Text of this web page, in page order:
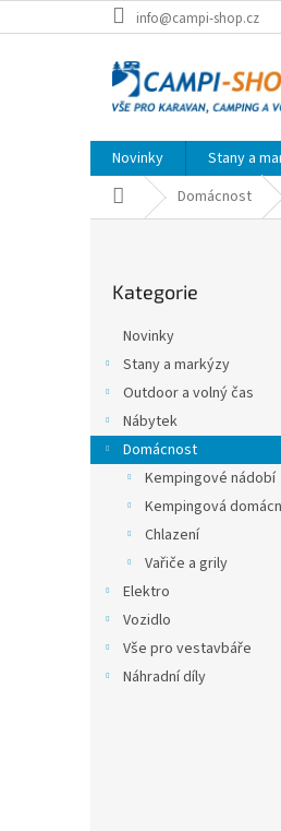
na
info@campi-shop.cz
Novinky Stany a
Domů Domácnost
a
kategorie
Kategorie
Novinky
Stany a markýzy
Outdoor a volný čas
Nábytek
Domácnost
Kempingové nádobí
Kempingová
Chlazení
Vařiče a grily
Elektro
Vozidlo
Vše pro vestavbáře
Náhradní díly